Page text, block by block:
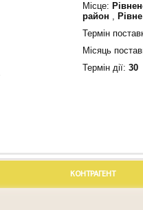
Мiсце:
район , Рівне
Термін
Місяць
Термін дiї: 30
КОНТРАГЕНТ